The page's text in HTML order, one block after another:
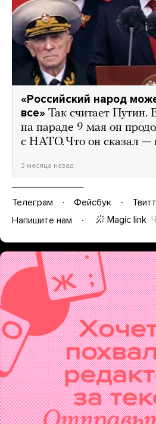
«Российский народ
все» Так считает Путин.
на параде 9 мая он
с НАТО. Что он сказал —
3 месяца назад
Телеграм Фейсбук
Напишите нам
Magic link